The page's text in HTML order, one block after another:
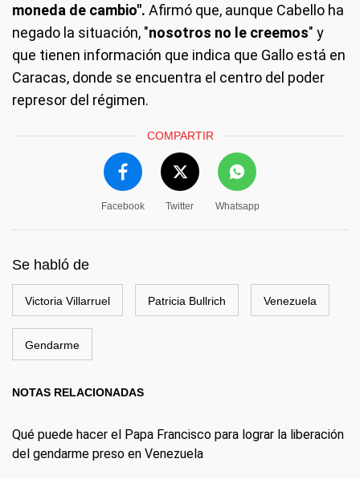
moneda de cambio". Afirmó que, aunque Cabello ha
negado la situación, "nosotros no le creemos" y
que tienen información que indica que Gallo está en
Caracas, donde se encuentra el centro del poder
represor del régimen.
COMPARTIR
Facebook Twitter Whatsapp
Se habló de
Victoria Villarruel Patricia Bullrich Venezuela
Gendarme
NOTAS RELACIONADAS
Qué puede hacer el Papa Francisco para lograr la liberación
del gendarme preso en Venezuela